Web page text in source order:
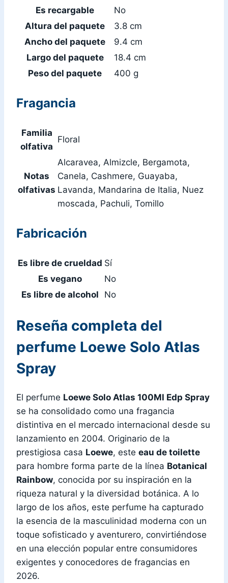
Es recargable
No
Altura del paquete
3.8 cm
Ancho del paquete
9.4 cm
Largo del paquete
18.4 cm
Peso del paquete
400 g
Fragancia
Familia
olfativa
Floral
Notas
olfativas
Alcaravea, Almizcle, Bergamota,
Canela, Cashmere, Guayaba,
Lavanda, Mandarina de Italia, Nuez
moscada, Pachuli, Tomillo
Fabricación
Es libre de crueldad Sí
Es vegano
No
Es libre de alcohol
No
Reseña completa del
perfume Loewe Solo Atlas
Spray
El perfume Loewe Solo Atlas 100Ml Edp Spray
se ha consolidado como una fragancia
distintiva en el mercado internacional desde su
lanzamiento en 2004. Originario de la
prestigiosa casa Loewe, este eau de toilette
para hombre forma parte de la línea Botanical
Rainbow, conocida por su inspiración en la
riqueza natural y la diversidad botánica. A lo
largo de los años, este perfume ha capturado
la esencia de la masculinidad moderna con un
toque sofisticado y aventurero, convirtiéndose
en una elección popular entre consumidores
exigentes y conocedores de fragancias en
2026.